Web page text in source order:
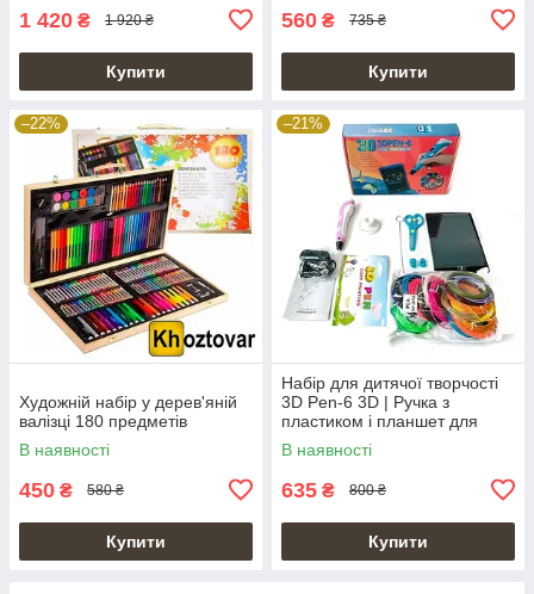
1 420 ₴ 1 920 ₴
Купити
560 ₴ 735 ₴
Купити
–22%
Художній набір у дерев'яній
валізці 180 предметів
В наявності
450 ₴ 580 ₴
Купити
–21%
Набір для дитячої творчості
3D Pen-6 3D | Ручка з
пластиком і планшет для
малювання
В наявності
635 ₴ 800 ₴
Купити